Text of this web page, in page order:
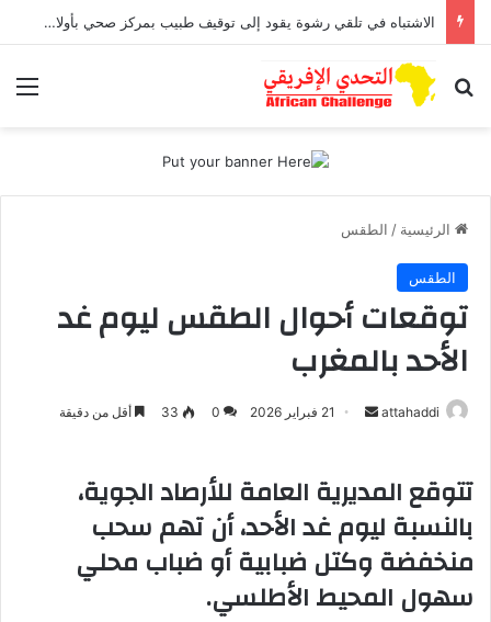
الاشتباه في تلقي رشوة يقود إلى توقيف طبيب بمركز صحي بأولاد افرج
بحث عن
الرئيسية / الطقس
الطقس
توقعات أحوال الطقس ليوم غد
الأحد بالمغرب
attahaddi
ل
ر
ي
د
21 فبراير 2026 0
33 أقل من دقيقة
تتوقع المديرية العامة للأرصاد الجوية،
بالنسبة ليوم غد الأحد، أن تهم سحب
منخفضة وكتل ضبابية أو ضباب محلي
سهول المحيط الأطلسي.